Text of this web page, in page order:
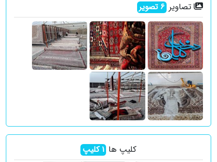
تصاویر 6تصویر
کلیپ ها 1کلیپ